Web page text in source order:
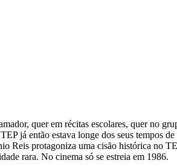
quer em récitas escolares, quer no
já então estava longe dos seus
Reis protagoniza uma cisão histórica no
rara. No cinema só se estreia em 1986.